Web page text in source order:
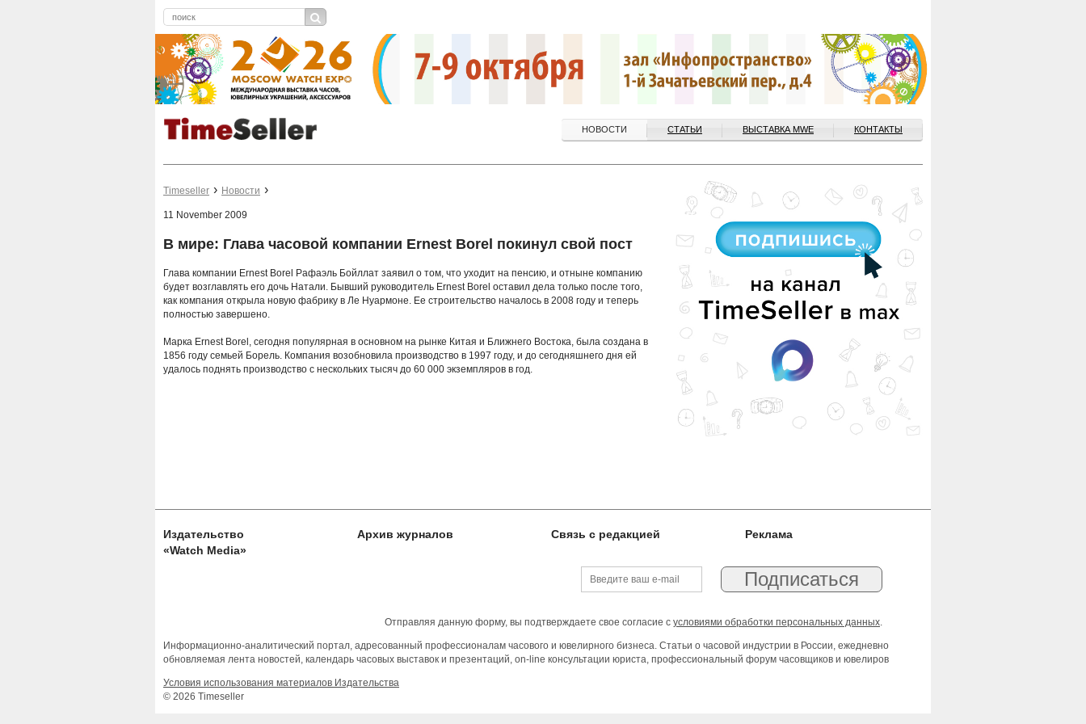
НОВОСТИ СТАТЬИ ВЫСТАВКА MWE КОНТАКТЫ
Timeseller Новости
11 November 2009
В мире: Глава часовой компании Ernest Borel покинул свой пост
Глава компании Ernest Borel Рафаэль Бойллат заявил о том, что уходит на пенсию, и отныне компанию
будет возглавлять его дочь Натали. Бывший руководитель Ernest Borel оставил дела только после того,
как компания открыла новую фабрику в Ле Нуармоне. Ее строительство началось в 2008 году и теперь
полностью завершено.
Марка Ernest Borel, сегодня популярная в основном на рынке Китая и Ближнего Востока, была создана в
1856 году семьей Борель. Компания возобновила производство в 1997 году, и до сегодняшнего дня ей
удалось поднять производство с нескольких тысяч до 60 000 экземпляров в год.
Издательство
«Watch Media»
Архив журналов Связь с редакцией Реклама
Отправляя данную форму, вы подтверждаете свое согласие с условиями обработки персональных данных.
Информационно-аналитический портал, адресованный профессионалам часового и ювелирного бизнеса. Статьи о часовой индустрии в России, ежедневно
обновляемая лента новостей, календарь часовых выставок и презентаций, on-line консультации юриста, профессиональный форум часовщиков и ювелиров
Условия использования материалов Издательства
© 2026 Timeseller